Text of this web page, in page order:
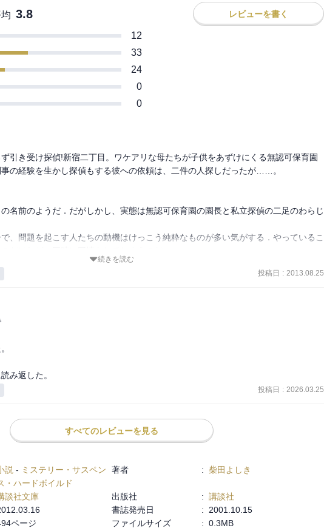
3.8 レビューを書く
12
33
24
0
0
引き受け探偵!新宿二丁目。ワケアリな母たちが子供をあずけにくる無認可保育園
の経験を生かし探偵もする彼への依頼は、二件の人探しだったが……。
名前のようだ．だがしかし、実態は無認可保育園の園長と私立探偵の二足のわらじ
、問題を起こす人たちの動機はけっこう純粋なものが多い気がする．やっているこ
園の園児に対する愛情は、過去への贖罪であり、同時に自分という存在の肯定でも
合うからこそ、無垢で純粋なものを大切にするのだろう．RICOシリーズの麻生さ
る．
続きを読む
投稿日 : 2013.08.25
み返した。
投稿日 : 2026.03.25
すべてのレビューを見る
説 - ミステリー・サスペン
・ハードボイルド
著者 : 柴田よしき
談社文庫 出版社 : 講談社
書誌発売日 :
2001.10.15
ページ ファイルサイズ : 0.3MB